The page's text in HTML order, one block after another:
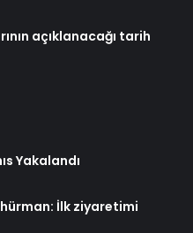
açıklanacağı tarih
Yakalandı
İlk ziyaretimi